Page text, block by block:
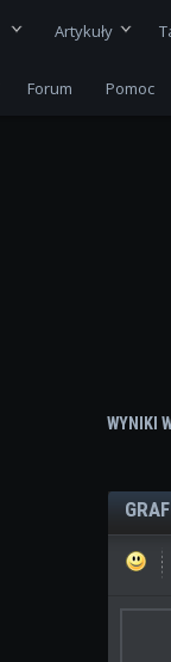
Artykuły
Forum Pomoc
WYNIKI